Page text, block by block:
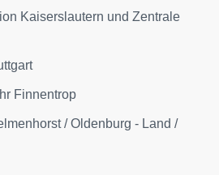
Kaiserslautern und Zentrale
Finnentrop
/ Oldenburg - Land /